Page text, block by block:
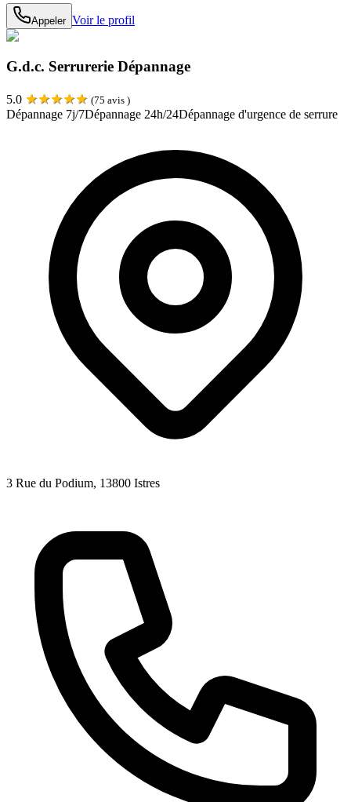
Appeler Voir le profil
G.d.c. Serrurerie Dépannage
5.0 ★★★★★ (75 avis )
Dépannage 7j/7Dépannage 24h/24Dépannage d'urgence de serrure
3 Rue du Podium, 13800 Istres